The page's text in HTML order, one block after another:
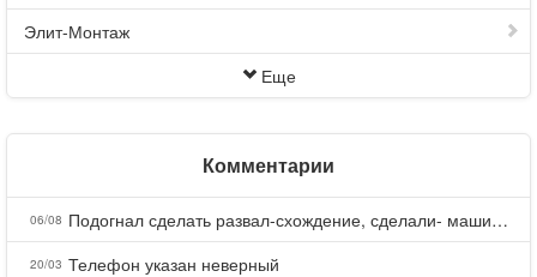
Элит-Монтаж
Еще
Комментарии
06/08 Подогнал сделать развал-схождение, сделали- машина уходит на право и колеса проверил все хорошо с атмосферами ужас как можно делать авто, не ужели не берегут свою репутацию, не советую.
20/03 Телефон указан неверный